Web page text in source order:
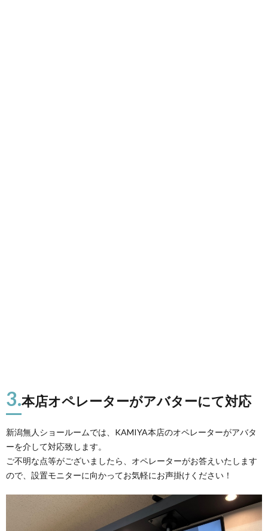
3.本店オペレーターがアバターにて対応
新潟無人ショールームでは、KAMIYA本店のオペレーターがアバタ
ーを介して対応致します。
ご不明な点等がございましたら、オペレーターがお答えいたします
ので、設置モニターに向かってお気軽にお声掛けください！